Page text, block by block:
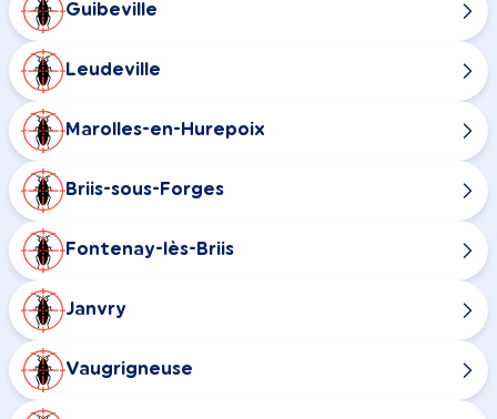
Guibeville
Leudeville
Marolles-en-Hurepoix
Briis-sous-Forges
Fontenay-lès-Briis
Janvry
Vaugrigneuse